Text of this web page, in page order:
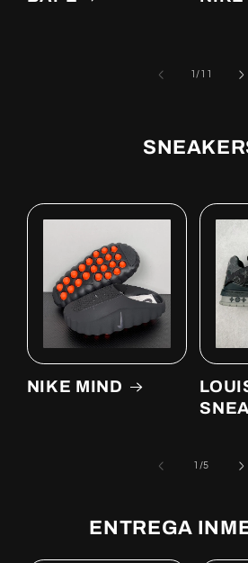
1/of
NIKE MIND
1 /of
5
ENTREGA